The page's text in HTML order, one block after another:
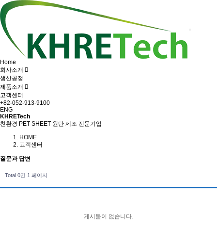
Home
회사소개
생산공정
제품소개
고객센터
+82-052-913-9100
ENG
KHRETech
친환경 PET SHEET 원단 제조 전문기업
HOME
고객센터
질문과 답변
Total 0건 1 페이지
게시물이 없습니다.